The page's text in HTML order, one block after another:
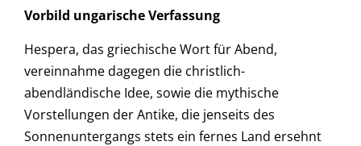
Vorbild ungarische Verfassung
Hespera, das griechische Wort für Abend,
vereinnahme dagegen die christlich-
abendländische Idee, sowie die mythische
Vorstellungen der Antike, die jenseits des
Sonnenuntergangs stets ein fernes Land ersehnt